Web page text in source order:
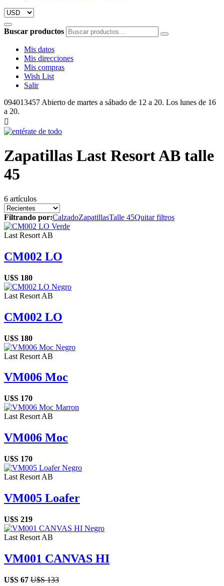
Buscar productos
Mis datos
Mis direcciones
Mis compras
Wish List
Salir
094013457 Abierto de martes a sábado de 12 a 20. Los lunes de 16
a 20.

Zapatillas Last Resort AB talle
45
6 artículos
Filtrando por:CalzadoZapatillasTalle 45Quitar filtros
Last Resort AB
CM002 LO
U$S 180
Last Resort AB
CM002 LO
U$S 180
Last Resort AB
VM006 Moc
U$S 170
Last Resort AB
VM006 Moc
U$S 170
Last Resort AB
VM005 Loafer
U$S 219
Last Resort AB
VM001 CANVAS HI
U$S 67 U$S 133